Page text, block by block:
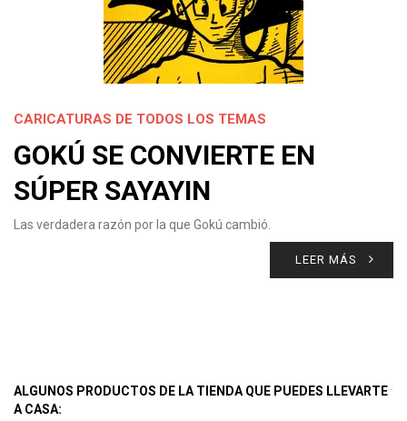
CARICATURAS DE TODOS LOS TEMAS
GOKÚ SE CONVIERTE EN
SÚPER SAYAYIN
Las verdadera razón por la que Gokú cambió.
LEER MÁS
ALGUNOS PRODUCTOS DE LA TIENDA QUE PUEDES LLEVARTE
A CASA: